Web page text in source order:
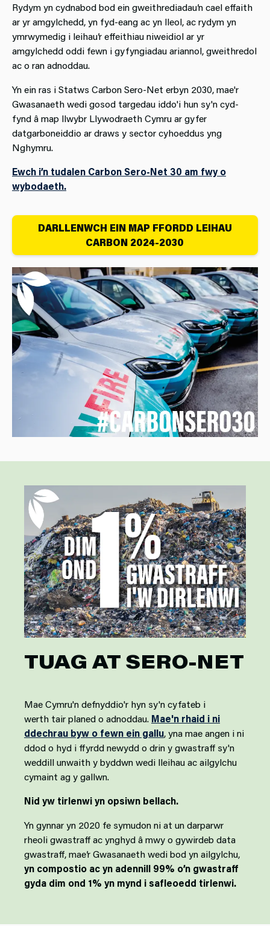
Rydym yn cydnabod bod ein gweithrediadau’n cael effaith
ar yr amgylchedd, yn fyd-eang ac yn lleol, ac rydym yn
ymrwymedig i leihau’r effeithiau niweidiol ar yr
amgylchedd oddi fewn i gyfyngiadau ariannol, gweithredol
ac o ran adnoddau.
Yn ein ras i Statws Carbon Sero-Net erbyn 2030, mae'r
Gwasanaeth wedi gosod targedau iddo'i hun sy'n cyd-
fynd â map llwybr Llywodraeth Cymru ar gyfer
datgarboneiddio ar draws y sector cyhoeddus yng
Nghymru.
Ewch i’n tudalen Carbon Sero-Net 30 am fwy o
wybodaeth.
DARLLENWCH EIN MAP FFORDD LEIHAU
CARBON 2024-2030
TUAG AT SERO-NET
Mae Cymru'n defnyddio'r hyn sy'n cyfateb i
werth tair planed o adnoddau. Mae'n rhaid i ni
ddechrau byw o fewn ein gallu, yna mae angen i ni
ddod o hyd i ffyrdd newydd o drin y gwastraff sy'n
weddill unwaith y byddwn wedi lleihau ac ailgylchu
cymaint ag y gallwn.
Nid yw tirlenwi yn opsiwn bellach.
Yn gynnar yn 2020 fe symudon ni at un darparwr
rheoli gwastraff ac ynghyd â mwy o gywirdeb data
gwastraff, mae’r Gwasanaeth wedi bod yn ailgylchu,
yn compostio ac yn adennill 99% o’n gwastraff
gyda dim ond 1% yn mynd i safleoedd tirlenwi.